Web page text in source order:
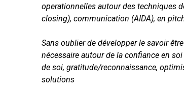
operationnelles autour des techniques
closing), communication (AIDA), en
Sans oublier de développer le savoir
nécessaire autour de la confiance en
de soi, gratitude/reconnaissance,
solutions